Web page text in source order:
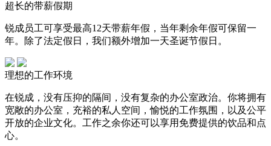
超长的带薪假期
锐成员工可享受最高12天带薪年假，当年剩余年假可保留一
年。除了法定假日，我们额外增加一天圣诞节假日。
理想的工作环境
在锐成，没有压抑的隔间，没有复杂的办公室政治。你将拥有
宽敞的办公室，充裕的私人空间，愉悦的工作氛围，以及公平
开放的企业文化。工作之余你还可以享用免费提供的饮品和点
心。